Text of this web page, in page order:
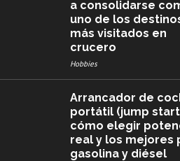
a consolidarse
uno de los
más visitados en
crucero
Hobbies
Arrancador de
portátil (jump
cómo elegir
real y los mejores
gasolina y diésel